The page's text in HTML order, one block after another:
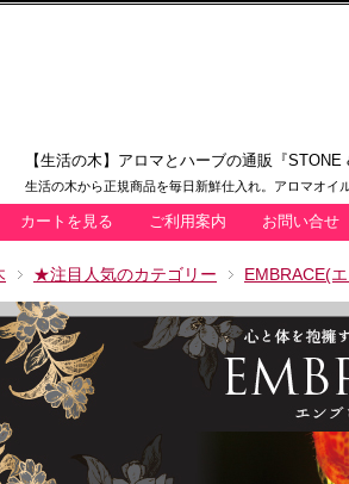
【生活の木】アロマとハーブの通販『STONE
生活の木から正規商品を毎日新鮮仕入れ。アロマオイ
カートを見る ご利用案内 お問い合せ
★注目人気のカテゴリー EMBRACE(